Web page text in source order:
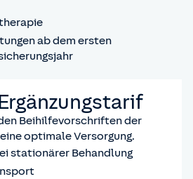
ab dem ersten
Beihilfevorschriften der
optimale Versorgung.
stationärer Behandlung